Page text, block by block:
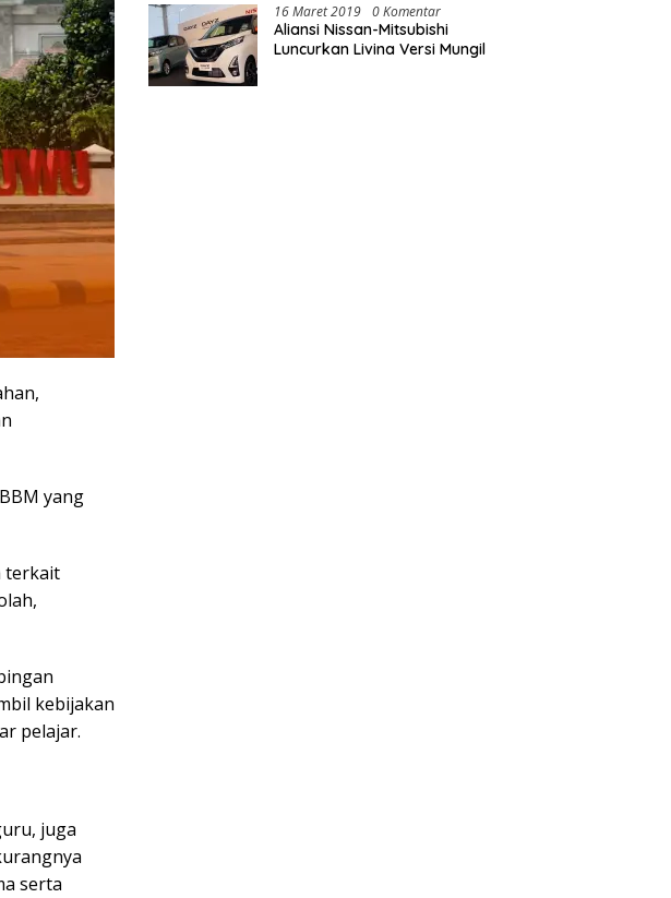
yang
terkait
kebijakan
pelajar.
juga
serta
16 Maret 2019 0 Komentar
Aliansi Nissan-Mitsubishi
Luncurkan Livina Versi Mungil